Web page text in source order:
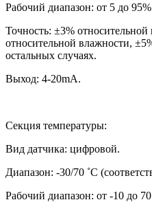
Рабочий диапазон: от 5 до
Точность: ±3%
относительной влажности,
остальных случаях.
Выход: 4-20mA.
Секция температуры:
Вид датчика: цифровой.
Диапазон: -30/70 ˚С
Рабочий диапазон: от -10 до